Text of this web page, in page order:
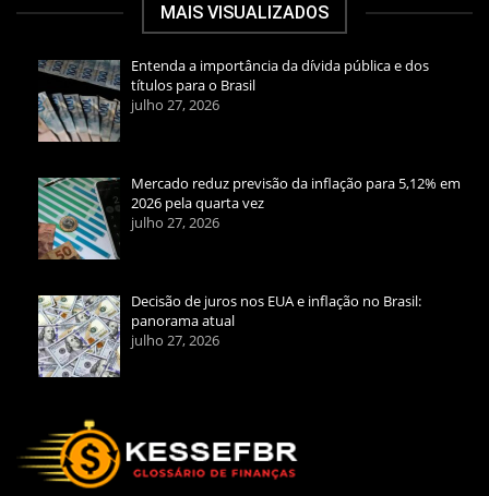
MAIS VISUALIZADOS
Entenda a importância da dívida pública e dos
títulos para o Brasil
julho 27, 2026
Mercado reduz previsão da inflação para 5,12% em
2026 pela quarta vez
julho 27, 2026
Decisão de juros nos EUA e inflação no Brasil:
panorama atual
julho 27, 2026